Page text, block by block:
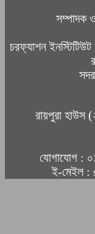
সম্পাদক
চরফ্যাশন
রায়পুরা হাউস
যোগাযোগ :
ই-মেইল :